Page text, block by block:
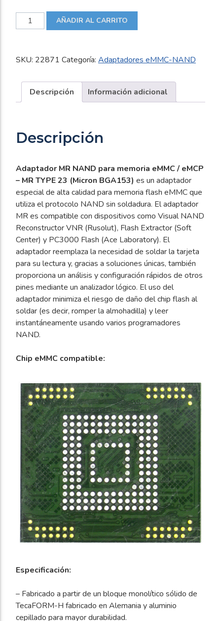
Adaptador
MR
memoria
eMCP
TYPE
BGA153)
cantidad
AÑADIR AL CARRITO
SKU: 22871 Categoría: Adaptadores eMMC-NAND
Descripción Información adicional
Descripción
Adaptador MR NAND para memoria eMMC / eMCP
– MR TYPE 23 (Micron BGA153) es un adaptador
especial de alta calidad para memoria flash eMMC que
utiliza el protocolo NAND sin soldadura. El adaptador
MR es compatible con dispositivos como Visual NAND
Reconstructor VNR (Rusolut), Flash Extractor (Soft
Center) y PC3000 Flash (Ace Laboratory). El
adaptador reemplaza la necesidad de soldar la tarjeta
para su lectura y, gracias a soluciones únicas, también
proporciona un análisis y configuración rápidos de otros
pines mediante un analizador lógico. El uso del
adaptador minimiza el riesgo de daño del chip flash al
soldar (es decir, romper la almohadilla) y leer
instantáneamente usando varios programadores
NAND.
Chip eMMC compatible:
Especificación:
– Fabricado a partir de un bloque monolítico sólido de
TecaFORM-H fabricado en Alemania y aluminio
cepillado para mayor durabilidad.